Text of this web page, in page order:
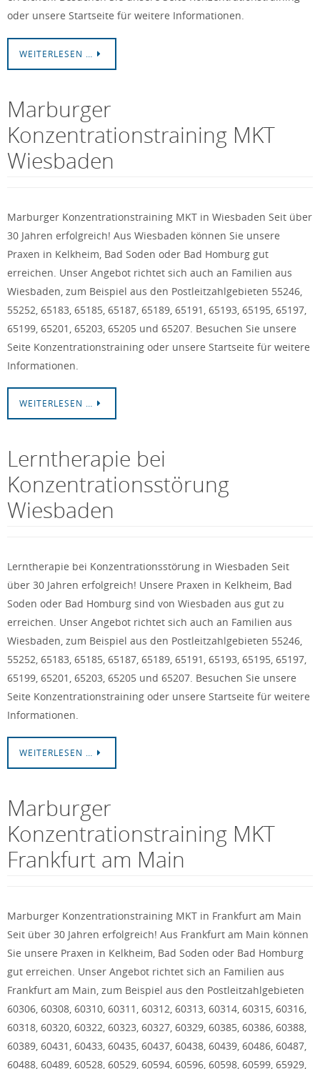
oder unsere Startseite für weitere Informationen.
WEITERLESEN …
Marburger
Konzentrationstraining MKT
Wiesbaden
Marburger Konzentrationstraining MKT in Wiesbaden Seit über
30 Jahren erfolgreich! Aus Wiesbaden können Sie unsere
Praxen in Kelkheim, Bad Soden oder Bad Homburg gut
erreichen. Unser Angebot richtet sich auch an Familien aus
Wiesbaden, zum Beispiel aus den Postleitzahlgebieten 55246,
55252, 65183, 65185, 65187, 65189, 65191, 65193, 65195, 65197,
65199, 65201, 65203, 65205 und 65207. Besuchen Sie unsere
Seite Konzentrationstraining oder unsere Startseite für weitere
Informationen.
WEITERLESEN …
Lerntherapie bei
Konzentrationsstörung
Wiesbaden
Lerntherapie bei Konzentrationsstörung in Wiesbaden Seit
über 30 Jahren erfolgreich! Unsere Praxen in Kelkheim, Bad
Soden oder Bad Homburg sind von Wiesbaden aus gut zu
erreichen. Unser Angebot richtet sich auch an Familien aus
Wiesbaden, zum Beispiel aus den Postleitzahlgebieten 55246,
55252, 65183, 65185, 65187, 65189, 65191, 65193, 65195, 65197,
65199, 65201, 65203, 65205 und 65207. Besuchen Sie unsere
Seite Konzentrationstraining oder unsere Startseite für weitere
Informationen.
WEITERLESEN …
Marburger
Konzentrationstraining MKT
Frankfurt am Main
Marburger Konzentrationstraining MKT in Frankfurt am Main
Seit über 30 Jahren erfolgreich! Aus Frankfurt am Main können
Sie unsere Praxen in Kelkheim, Bad Soden oder Bad Homburg
gut erreichen. Unser Angebot richtet sich an Familien aus
Frankfurt am Main, zum Beispiel aus den Postleitzahlgebieten
60306, 60308, 60310, 60311, 60312, 60313, 60314, 60315, 60316,
60318, 60320, 60322, 60323, 60327, 60329, 60385, 60386, 60388,
60389, 60431, 60433, 60435, 60437, 60438, 60439, 60486, 60487,
60488, 60489, 60528, 60529, 60594, 60596, 60598, 60599, 65929,